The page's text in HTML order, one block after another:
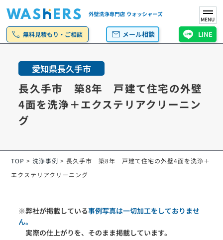
MENU
call 無料見積もり・ご相談 mail メール相談 LINE
愛知県長久手市
長久手市 築8年 戸建て住宅の外壁
4面を洗浄＋エクステリアクリーニン
グ
TOP >洗浄事例 >長久手市 築8年 戸建て住宅の外壁4面を洗浄＋
エクステリアクリーニング
※弊社が掲載している事例写真は一切加工をしておりませ
ん。
実際の仕上がりを、そのまま掲載しています。